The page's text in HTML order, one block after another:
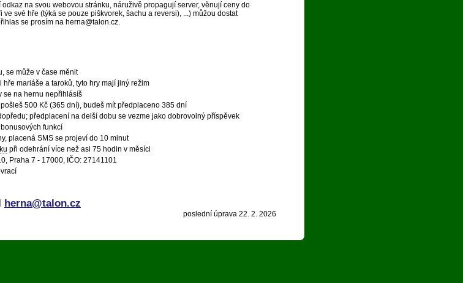
na svou webovou stránku, náruživě propagují server, věnují ceny do
své hře (týká se pouze piškvorek, šachu a reversi), ...) můžou dostat
se prosím na herna@talon.cz.
se může v čase měnit
mariáše a taroků, tyto hry mají jiný režim
se na hernu nepřihlásíš
500 Kč (365 dní), budeš mít předplaceno 385 dní
předplacení na delší dobu se vezme jako dobrovolný příspěvek
funkcí
placená SMS se projeví do 10 minut
při odehrání více než asi 75 hodin v měsíci
Praha 7 - 17000, IČO: 27141101
herna@talon.cz
poslední úprava 22. 2. 2026